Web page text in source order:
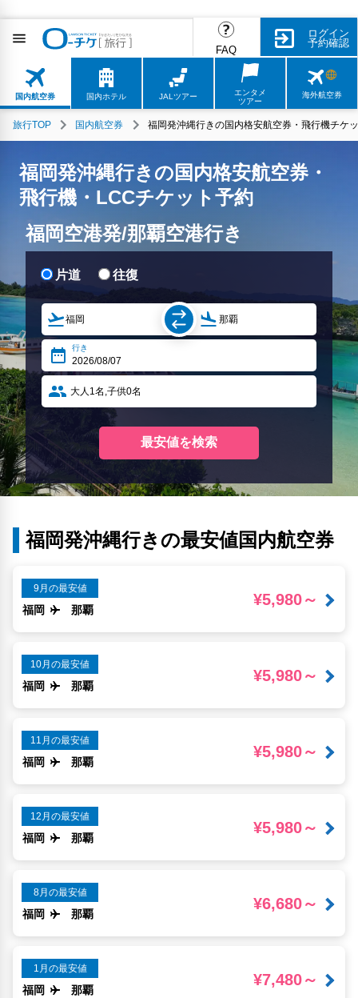
FAQ
ログイン
予約確認
国内航空券 国内ホテル JALツアー
エンタメ
ツアー
海外航空券
旅行TOP 国内航空券 福岡発沖縄行きの国内格安航空券・飛行機チケ
福岡発沖縄行きの国内格安航空券・
飛行機・LCCチケット予約
福岡空港発/那覇空港行き
福岡発沖縄行きの最安値国内航空券
9月の最安値
福岡 那覇
¥5,980～
10月の最安値
福岡 那覇
¥5,980～
11月の最安値
福岡 那覇
¥5,980～
12月の最安値
福岡 那覇
¥5,980～
8月の最安値
福岡 那覇
¥6,680～
1月の最安値
福岡 那覇
¥7,480～